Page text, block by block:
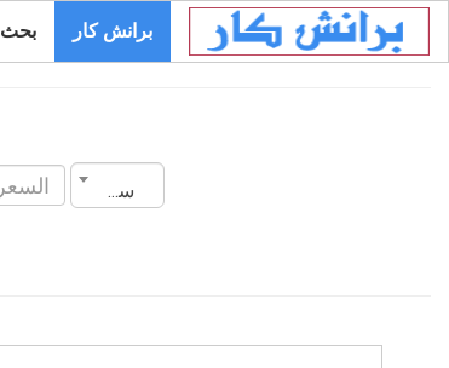
برانش كار بحث
سنة الصنع